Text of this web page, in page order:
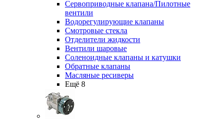
Сервоприводные клапана/Пилотные
вентили
Водорегулирующие клапаны
Смотровые стекла
Отделители жидкости
Вентили шаровые
Соленоидные клапаны и катушки
Обратные клапаны
Масляные ресиверы
Ещё 8